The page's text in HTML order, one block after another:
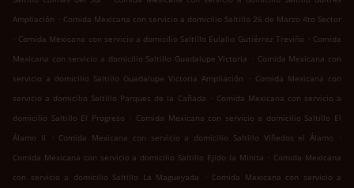
Ampliación . Comida Mexicana con servicio a domicilio Saltillo 26 de Marzo 4to Sector
. Comida Mexicana con servicio a domicilio Saltillo Eulalio Gutiérrez Treviño . Comida
Mexicana con servicio a domicilio Saltillo Guadalupe Victoria . Comida Mexicana con
servicio a domicilio Saltillo Guadalupe Victoria Ampliación
. Comida Mexicana con
servicio a domicilio Saltillo Parques de la Cañada . Comida Mexicana con servicio a
domicilio Saltillo El Progreso . Comida Mexicana con servicio a domicilio Saltillo El
Álamo II
. Comida Mexicana con servicio a domicilio Saltillo Viñedos el Álamo
.
Comida Mexicana con servicio a domicilio Saltillo Ejido la Minita . Comida Mexicana
con servicio a domicilio Saltillo La Magueyada
. Comida Mexicana con servicio a